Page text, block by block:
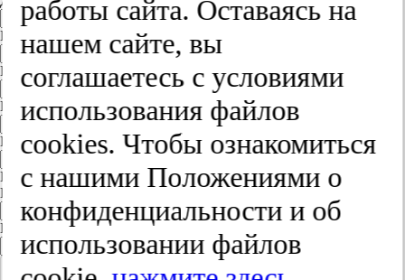
Квартира
Название юридического лица
ИНН
КПП
Пароль
Пароль
Повторите пароль
работы сайта. Оставаясь на
нашем сайте, вы
соглашаетесь с условиями
использования файлов
cооkies. Чтобы ознакомиться
с нашими Положениями о
конфиденциальности и об
использовании файлов